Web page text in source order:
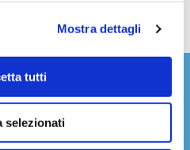
Mostra dettagli
tutti
selezionati